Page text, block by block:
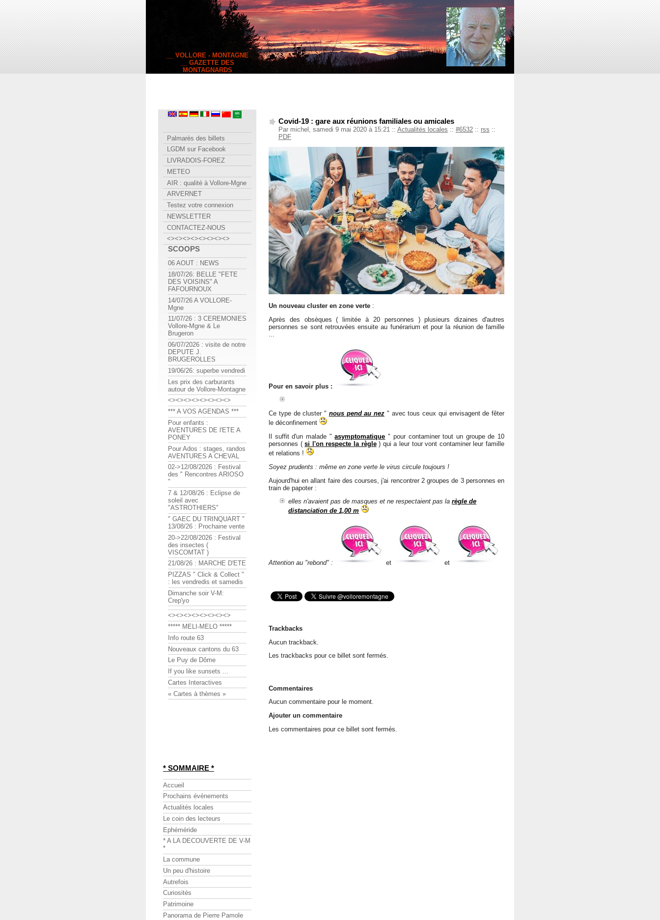
__ VOLLORE - MONTAGNE
__ GAZETTE DES
MONTAGNARDS
Covid-19 : gare aux réunions familiales ou amicales
Par michel, samedi 9 mai 2020 à 15:21 :: Actualités locales :: #6532 :: rss ::
PDF
Un nouveau cluster en zone verte :
Après des obsèques ( limitée à 20 personnes ) plusieurs dizaines d'autres
personnes se sont retrouvées ensuite au funérarium et pour la réunion de famille
Pour en savoir plus :
Ce type de cluster " nous pend au nez " avec tous ceux qui envisagent de fêter
le déconfinement
Il suffit d'un malade "asymptomatique " pour contaminer tout un groupe de 10
personnes (si l'on respecte la règle) qui a leur tour vont contaminer leur famille
et relations !
Soyez prudents : même en zone verte le virus circule toujours !
Aujourd'hui en allant faire des courses, j'ai rencontrer 2 groupes de 3 personnes en
train de papoter :
elles n'avaient pas de masques et ne respectaient pas la règle de
distanciation de 1,00 m
Attention au "rebond" : et et
Trackbacks
Aucun trackback.
Les trackbacks pour ce billet sont fermés.
Commentaires
Aucun commentaire pour le moment.
Ajouter un commentaire
Les commentaires pour ce billet sont fermés.
Palmarès des billets
LGDM sur Facebook
LIVRADOIS-FOREZ
METEO
AIR : qualité à Vollore-Mgne
ARVERNET
Testez votre connexion
NEWSLETTER
CONTACTEZ-NOUS
<><><><><><><><>
SCOOPS
06 AOUT : NEWS
18/07/26: BELLE "FETE
DES VOISINS" A
FAFOURNOUX
14/07/26 A VOLLORE-
Mgne
11/07/26 : 3 CEREMONIES
Vollore-Mgne & Le
Brugeron
06/07/2026 : visite de notre
DEPUTE J.
BRUGEROLLES
19/06/26: superbe vendredi
Les prix des carburants
autour de Vollore-Montagne
<><><><><><><><>
*** A VOS AGENDAS ***
Pour enfants :
AVENTURES DE l'ETE A
PONEY
Pour Ados : stages, randos
AVENTURES A CHEVAL
02->12/08/2026 : Festival
des " Rencontres ARIOSO
"
7 & 12/08/26 : Eclipse de
soleil avec
"ASTROTHIERS"
" GAEC DU TRINQUART "
13/08/26 : Prochaine vente
20->22/08/2026 : Festival
des insectes (
VISCOMTAT )
21/08/26 : MARCHE D'ETE
PIZZAS " Click & Collect "
: les vendredis et samedis
Dimanche soir V-M:
Crep'yo
<><><><><><><><>
***** MELI-MELO *****
Info route 63
Nouveaux cantons du 63
Le Puy de Dôme
If you like sunsets ...
Cartes Interactives
« Cartes à thèmes »
* SOMMAIRE *
Accueil
Prochains événements
Actualités locales
Le coin des lecteurs
Ephéméride
* A LA DECOUVERTE DE V-M
*
La commune
Un peu d'histoire
Autrefois
Curiosités
Patrimoine
Panorama de Pierre Pamole